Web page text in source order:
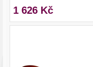
1 626 Kč